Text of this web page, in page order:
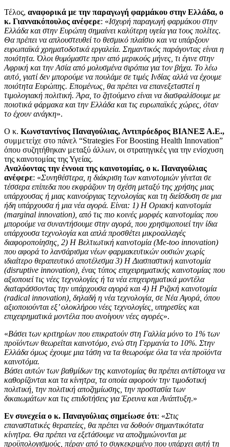
Τέλος, αναφορικά με την παραγωγή φαρμάκου στην Ελλάδα, ο
κ. Γιαννακόπουλος ανέφερε: «Ισχυρή παραγωγή φαρμάκου στην
Ελλάδα και στην Ευρώπη σημαίνει καλύτερη υγεία για τους πολίτες.
Θα πρέπει να απλουστευθεί το θεσμικό πλαίσιο και να υπάρξουν
ευρωπαϊκά χρηματοδοτικά εργαλεία. Σημαντικός παράγοντας είναι η
ποιότητα. Όλοι θυμόμαστε πριν από μερικούς μήνες, τι έγινε στην
Αφρική και την Ασία από μολυσμένα σιρόπια για τον βήχα. Το λέω
αυτό, γιατί δεν μπορούμε να πουλάμε σε τιμές Ινδίας αλλά να έχουμε
ποιότητα Ευρώπης. Επομένως, θα πρέπει να επανεξεταστεί η
τιμολογιακή πολιτική. Άρα, το ζητούμενο είναι να διασφαλίσουμε με
ποιοτικά φάρμακα και την Ελλάδα και τις ευρωπαϊκές χώρες, όταν
το έχουν ανάγκη».
Ο κ. Κωνσταντίνος Παναγούλιας, Αντιπρόεδρος ΒΙΑΝΕΞ Α.Ε.,
συμμετείχε στο πάνελ “Strategies For Boosting Health Innovation”
όπου συζητήθηκαν μεταξύ άλλων, οι στρατηγικές για την ενίσχυση
της καινοτομίας της Υγείας.
Αναλύοντας την έννοια της καινοτομίας, ο κ. Παναγούλιας
ανέφερε: «Συνηθέστερα, η διάκριση των καινοτομιών γίνεται σε
τέσσερα επίπεδα που εκφράζουν τη σχέση μεταξύ της χρήσης μιας
υπάρχουσας ή μιας καινούργιας τεχνολογίας και τη διείσδυση σε μια
ήδη υπάρχουσα ή μια νέα αγορά. Είναι: 1) Η Οριακή καινοτομία
(marginal innovation), από τις πιο κοινές μορφές καινοτομίας που
μπορούμε να συναντήσουμε στην αγορά, που χρησιμοποιεί την ίδια
υπάρχουσα τεχνολογία και απλά προσθέτει μικροαλλαγές
διαφοροποίησης, 2) Η Βελτιωτική καινοτομία (Me-too innovation)
που αφορά το λανσάρισμα νέων φαρμακευτικών ουσιών χωρίς
ιδιαίτερο θεραπευτικό αποτέλεσμα 3) Η Διασπαστική καινοτομία
(disruptive innovation), ένας τύπος επιχειρηματικής καινοτομίας που
αξιοποιεί τις νέες τεχνολογίες ή τα νέα επιχειρηματικά μοντέλα
διαταράσσοντας την υπάρχουσα αγορά και 4) Η Ριζική καινοτομία
(radical innovation), δηλαδή η νέα τεχνολογία, σε Νέα Αγορά, όπου
αξιοποιούνται εξ’ ολοκλήρου νέες τεχνολογίες, υπηρεσίες και
επιχειρηματικά μοντέλα που ανοίγουν νέες αγορές».
«Βάσει των κριτηρίων που επικρατούν στη Γαλλία μόνο το 1% των
προϊόντων θεωρείται καινοτόμο, ενώ στη Γερμανία το 10%. Στην
Ελλάδα όμως έχουμε μια τάση να τα θεωρούμε όλα τα νέα προϊόντα
καινοτόμα.
Βάσει αυτών των βαθμίδων της καινοτομίας θα πρέπει αντίστοιχα να
καθορίζονται και τα κίνητρα, τα οποία αφορούν την τιμοδοτική
πολιτική, την πολιτική αποζημίωσης, την προστασία των
δικαιωμάτων και τις επιδοτήσεις για Έρευνα και Ανάπτυξη.»
Εν συνεχεία ο κ. Παναγούλιας σημείωσε ότι: «Στις
επαναστατικές θεραπείες, θα πρέπει να δοθούν σημαντικότατα
κίνητρα. Θα πρέπει να εξετάσουμε να αποζημιώνονται με
προϋπολογισμούς, πέραν από το συγκεκριμένο που υπάρχει αυτή τη